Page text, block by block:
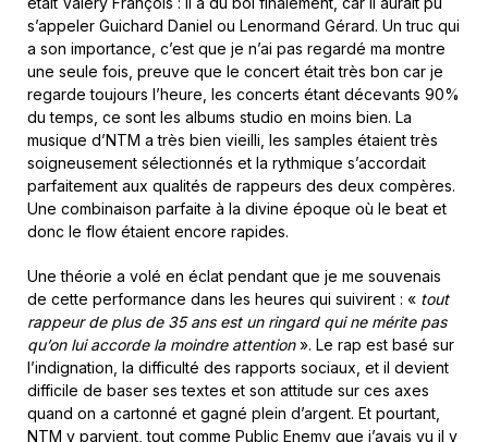
s’appeler Guichard Daniel ou Lenormand Gérard. Un truc qui
a son importance, c’est que je n’ai pas regardé ma montre
une seule fois, preuve que le concert était très bon car je
regarde toujours l’heure, les concerts étant décevants 90%
du temps, ce sont les albums studio en moins bien. La
musique d’NTM a très bien vieilli, les samples étaient très
soigneusement sélectionnés et la rythmique s’accordait
parfaitement aux qualités de rappeurs des deux compères.
Une combinaison parfaite à la divine époque où le beat et
donc le flow étaient encore rapides.
Une théorie a volé en éclat pendant que je me souvenais
de cette performance dans les heures qui suivirent : « tout
rappeur de plus de 35 ans est un ringard qui ne mérite pas
qu’on lui accorde la moindre attention». Le rap est basé sur
l’indignation, la difficulté des rapports sociaux, et il devient
difficile de baser ses textes et son attitude sur ces axes
quand on a cartonné et gagné plein d’argent. Et pourtant,
NTM y parvient, tout comme Public Enemy que j’avais vu il y